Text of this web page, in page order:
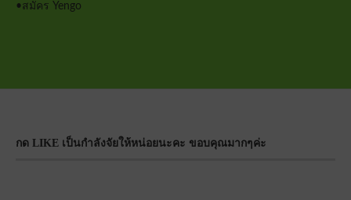
•สมัคร Yengo
กด LIKE เป็นกำลังจัยให้หน่อยนะคะ ขอบคุณมากๆค่ะ